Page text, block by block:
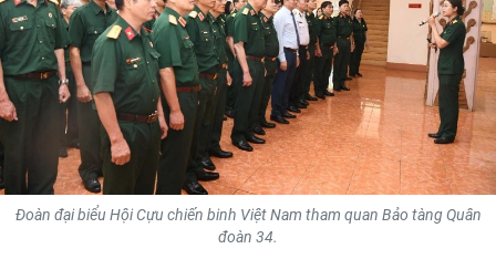
KHOA HỌC - CÔNG NGHỆ
MÔI TRƯỜNG
BẠN ĐỌC
KIỂM CHỨNG THÔNG TIN
Đoàn đại biểu Hội Cựu chiến binh Việt Nam tham quan Bảo tàng Quân
đoàn 34.